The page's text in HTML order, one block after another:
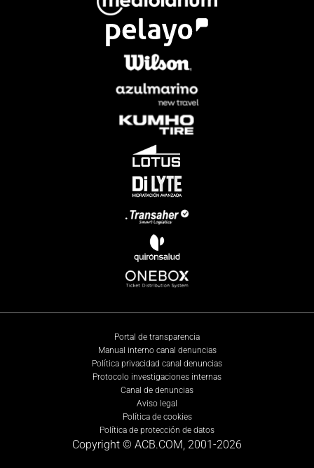
Portal de transparencia
Manual interno canal denuncias
Política privacidad canal denuncias
Protocolo investigaciones internas
Canal de denuncias
Aviso legal
Política de cookies
Política de protección de datos
Copyright © ACB.COM, 2001-2026